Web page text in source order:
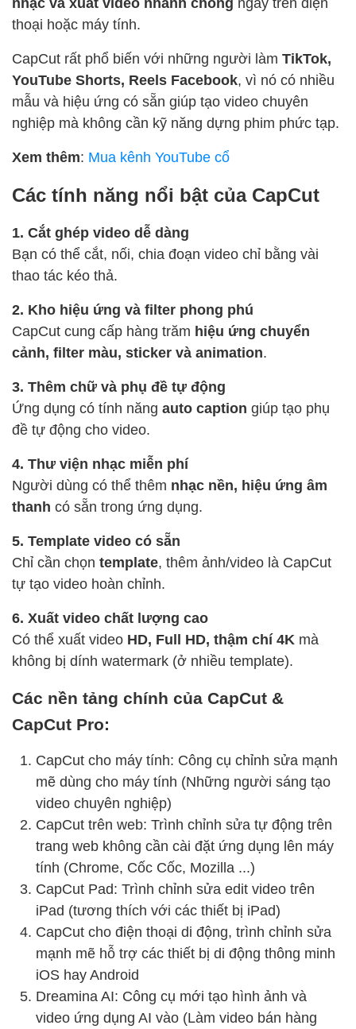
nhạc và xuất video nhanh chóng ngay trên điện
thoại hoặc máy tính.
CapCut rất phổ biến với những người làm TikTok,
YouTube Shorts, Reels Facebook, vì nó có nhiều
mẫu và hiệu ứng có sẵn giúp tạo video chuyên
nghiệp mà không cần kỹ năng dựng phim phức tạp.
Xem thêm: Mua kênh YouTube cổ
Các tính năng nổi bật của CapCut
1. Cắt ghép video dễ dàng
Bạn có thể cắt, nối, chia đoạn video chỉ bằng vài
thao tác kéo thả.
2. Kho hiệu ứng và filter phong phú
CapCut cung cấp hàng trăm hiệu ứng chuyển
cảnh, filter màu, sticker và animation.
3. Thêm chữ và phụ đề tự động
Ứng dụng có tính năng auto caption giúp tạo phụ
đề tự động cho video.
4. Thư viện nhạc miễn phí
Người dùng có thể thêm nhạc nền, hiệu ứng âm
thanh có sẵn trong ứng dụng.
5. Template video có sẵn
Chỉ cần chọn template, thêm ảnh/video là CapCut
tự tạo video hoàn chỉnh.
6. Xuất video chất lượng cao
Có thể xuất video HD, Full HD, thậm chí 4K mà
không bị dính watermark (ở nhiều template).
Các nền tảng chính của CapCut &
CapCut Pro:
CapCut cho máy tính: Công cụ chỉnh sửa mạnh
mẽ dùng cho máy tính (Những người sáng tạo
video chuyên nghiệp)
CapCut trên web: Trình chỉnh sửa tự động trên
trang web không cần cài đặt ứng dụng lên máy
tính (Chrome, Cốc Cốc, Mozilla ...)
CapCut Pad: Trình chỉnh sửa edit video trên
iPad (tương thích với các thiết bị iPad)
CapCut cho điện thoại di động, trình chỉnh sửa
mạnh mẽ hỗ trợ các thiết bị di động thông minh
iOS hay Android
Dreamina AI: Công cụ mới tạo hình ảnh và
video ứng dụng AI vào (Làm video bán hàng